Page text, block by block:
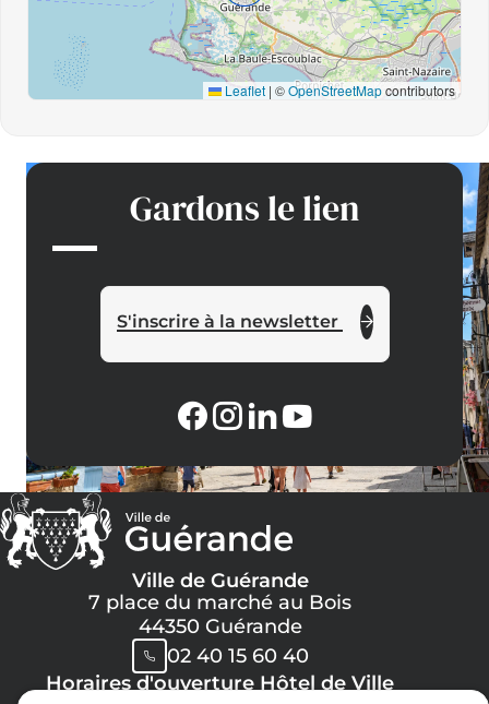
Leaflet | ©OpenStreetMapcontributors
Gardons le lien
S'inscrire à la newsletter
Ville de Guérande
7 place du marché au Bois
44350 Guérande
02 40 15 60 40
Horaires d'ouverture Hôtel de Ville